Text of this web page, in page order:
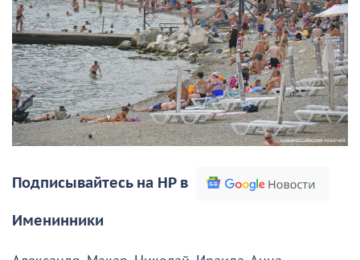
Подписывайтесь на НР в
Именинники